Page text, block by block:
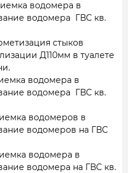
водомера в
водомера ГВС кв.
стыков
Д110мм в туалете
водомера в
водомера ГВС кв.
водомеров в
водомеров на ГВС
водомера в
водомера на ГВС кв.